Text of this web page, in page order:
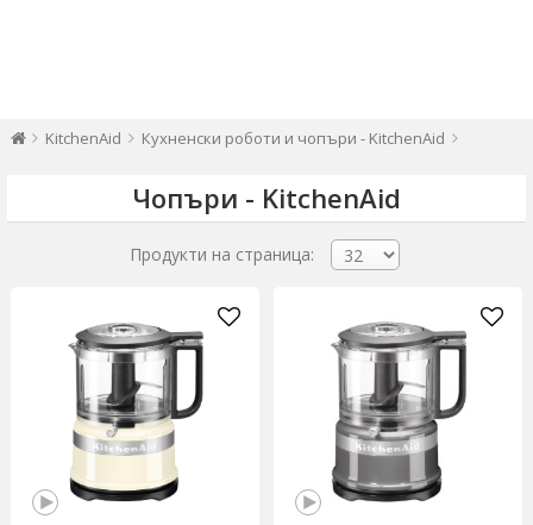
KitchenAid Кухненски роботи и чопъри - KitchenAid
Чопъри - KitchenAid
Продукти на страница: